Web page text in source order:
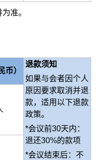
准。
币）
退款须知
如果与会者因个人
原因要求取消并退
款，适用以下退款
政策。
*会议前30天内：
退还30%的款项
*会议结束后：不